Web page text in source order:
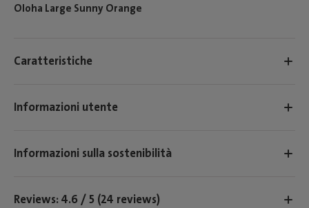
Oloha Large Sunny Orange
Caratteristiche
Informazioni utente
Informazioni sulla sostenibilità
Reviews: 4.6 / 5 (24 reviews)